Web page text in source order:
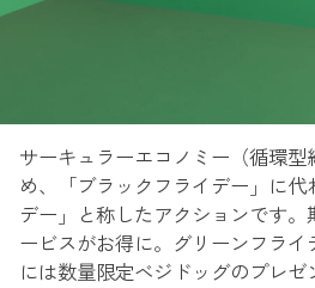
サーキュラーエコノミー（循環型
め、「ブラックフライデー」に代
デー」と称したアクションです
ービスがお得に。グリーンフライ
には数量限定ベジドッグのプレゼ